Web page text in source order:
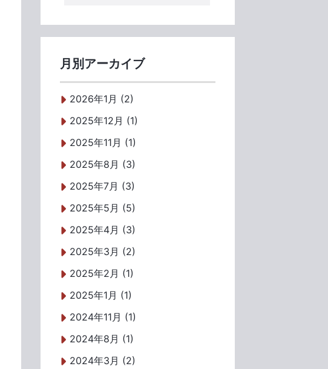
月別アーカイブ
2026年1月 (2)
2025年12月 (1)
2025年11月 (1)
2025年8月 (3)
2025年7月 (3)
2025年5月 (5)
2025年4月 (3)
2025年3月 (2)
2025年2月 (1)
2025年1月 (1)
2024年11月 (1)
2024年8月 (1)
2024年3月 (2)